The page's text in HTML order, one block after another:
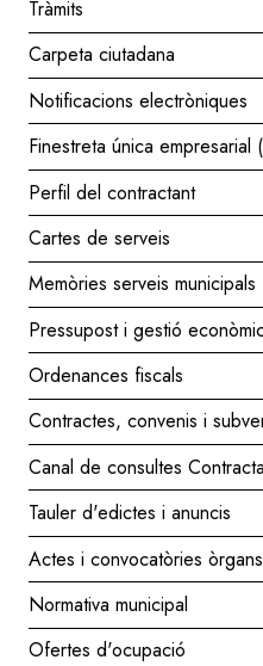
Tràmits
Carpeta ciutadana
Notificacions electròniques
Finestreta única empresarial
Perfil del contractant
Cartes de serveis
Memòries serveis municipals
Pressupost i gestió
Ordenances fiscals
Contractes, convenis i
Canal de consultes
Tauler d'edictes i anuncis
Actes i convocatòries
Normativa municipal
Ofertes d'ocupació